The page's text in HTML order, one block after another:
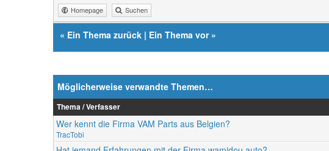
Homepage Suchen
« Ein Thema zurück | Ein Thema vor»
Möglicherweise verwandte Themen…
Thema / Verfasser
Wer kennt die Firma VAM Parts aus Belgien?
TracTobi